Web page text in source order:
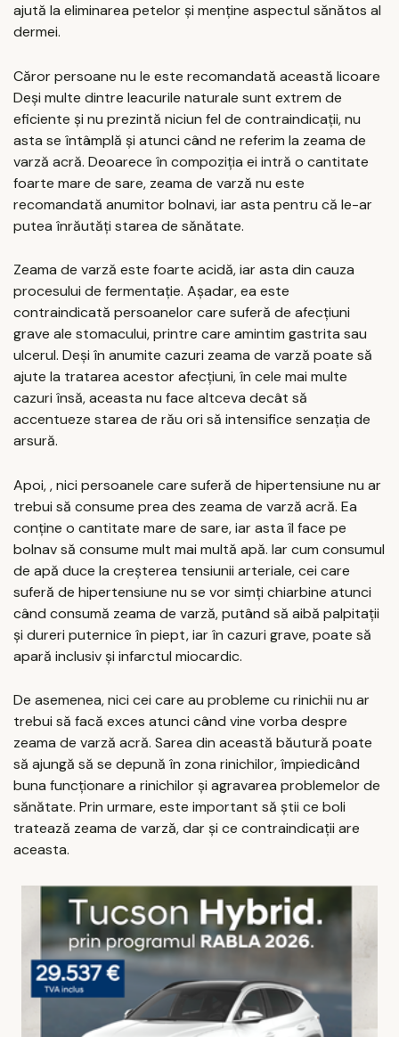
ajută la eliminarea petelor și menține aspectul sănătos al
dermei.
Căror persoane nu le este recomandată această licoare
Deși multe dintre leacurile naturale sunt extrem de
eficiente și nu prezintă niciun fel de contraindicații, nu
asta se întâmplă și atunci când ne referim la zeama de
varză acră. Deoarece în compoziția ei intră o cantitate
foarte mare de sare, zeama de varză nu este
recomandată anumitor bolnavi, iar asta pentru că le-ar
putea înrăutăți starea de sănătate.
Zeama de varză este foarte acidă, iar asta din cauza
procesului de fermentație. Așadar, ea este
contraindicată persoanelor care suferă de afecțiuni
grave ale stomacului, printre care amintim gastrita sau
ulcerul. Deși în anumite cazuri zeama de varză poate să
ajute la tratarea acestor afecțiuni, în cele mai multe
cazuri însă, aceasta nu face altceva decât să
accentueze starea de rău ori să intensifice senzația de
arsură.
Apoi, , nici persoanele care suferă de hipertensiune nu ar
trebui să consume prea des zeama de varză acră. Ea
conține o cantitate mare de sare, iar asta îl face pe
bolnav să consume mult mai multă apă. Iar cum consumul
de apă duce la creșterea tensiunii arteriale, cei care
suferă de hipertensiune nu se vor simți chiarbine atunci
când consumă zeama de varză, putând să aibă palpitații
și dureri puternice în piept, iar în cazuri grave, poate să
apară inclusiv și infarctul miocardic.
De asemenea, nici cei care au probleme cu rinichii nu ar
trebui să facă exces atunci când vine vorba despre
zeama de varză acră. Sarea din această băutură poate
să ajungă să se depună în zona rinichilor, împiedicând
buna funcționare a rinichilor și agravarea problemelor de
sănătate. Prin urmare, este important să știi ce boli
tratează zeama de varză, dar și ce contraindicații are
aceasta.